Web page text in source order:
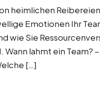
heimlichen
Emotionen Ihr
wie Sie
Wann lahmt ein Team?
[…]